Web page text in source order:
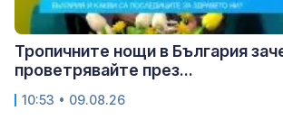
Тропичните нощи в България
проветрявайте през...
10:53 • 09.08.26